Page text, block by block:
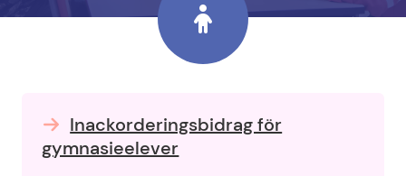
Inackorderingsbidrag för
gymnasieelever